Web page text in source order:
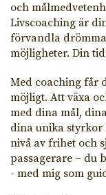
och
Livscoaching är
förvandla
möjligheter. Din
Med coaching får
möjligt. Att växa
med dina mål,
dina unika styrkor
nivå av frihet och
passagerare – du
- med mig som